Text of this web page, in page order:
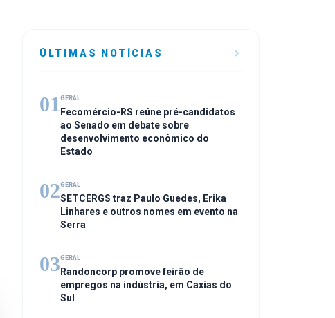
ÚLTIMAS NOTÍCIAS
01 GERAL
Fecomércio-RS reúne pré-candidatos
ao Senado em debate sobre
desenvolvimento econômico do
Estado
02GERAL
SETCERGS traz Paulo Guedes, Erika
Linhares e outros nomes em evento na
Serra
03GERAL
Randoncorp promove feirão de
empregos na indústria, em Caxias do
Sul